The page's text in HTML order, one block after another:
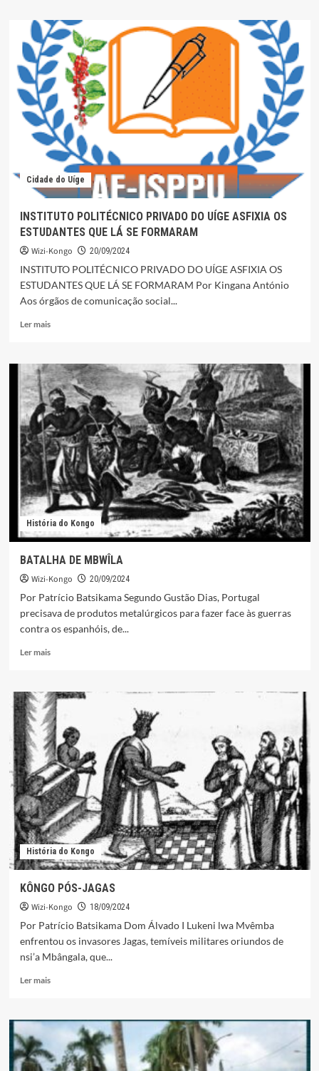
HISTÓRIA
DO
MUNICÍPIO
DE
KIMBELE
Cidade do Uíge
INSTITUTO POLITÉCNICO PRIVADO DO UÍGE ASFIXIA OS
ESTUDANTES QUE LÁ SE FORMARAM
Wizi-Kongo 20/09/2024
INSTITUTO POLITÉCNICO PRIVADO DO UÍGE ASFIXIA OS
ESTUDANTES QUE LÁ SE FORMARAM Por Kingana António
Aos órgãos de comunicação social...
Ler maisLeia
INSTITUTO
POLITÉCNICO
PRIVADO
DO
UÍGE
ASFIXIA
OS
ESTUDANTES
QUE
LÁ
SE
FORMARAM
História do Kongo
BATALHA DE MBWÎLA
Wizi-Kongo 20/09/2024
Por Patrício Batsikama Segundo Gustão Dias, Portugal
precisava de produtos metalúrgicos para fazer face às guerras
contra os espanhóis, de...
Ler maisLeia
BATALHA
DE
MBWÎLA
História do Kongo
KÔNGO PÓS-JAGAS
Wizi-Kongo 18/09/2024
Por Patrício Batsikama Dom Álvado I Lukeni lwa Mvêmba
enfrentou os invasores Jagas, temíveis militares oriundos de
nsi’a Mbângala, que...
Ler maisLeia
KÔNGO
PÓS-
JAGAS